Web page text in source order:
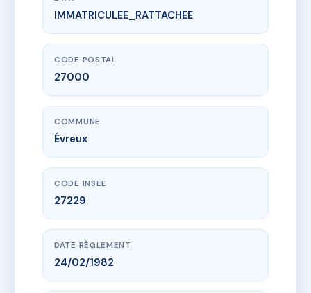
www.vme.plus/AC6794804
19 RUE DU MEILET
19 r du meilet
IMMATRICULEE_RATTACHEE
CODE POSTAL
27000
COMMUNE
Évreux
CODE INSEE
27229
DATE RÈGLEMENT
24/02/1982